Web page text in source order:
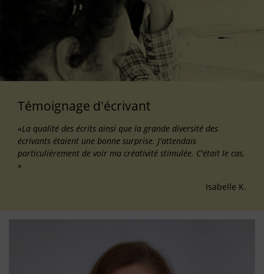
Témoignage d'écrivant
«La qualité des écrits ainsi que la grande diversité des
écrivants étaient une bonne surprise. J'attendais
particulièrement de voir ma créativité stimulée. C'était le cas.
»
Isabelle K.